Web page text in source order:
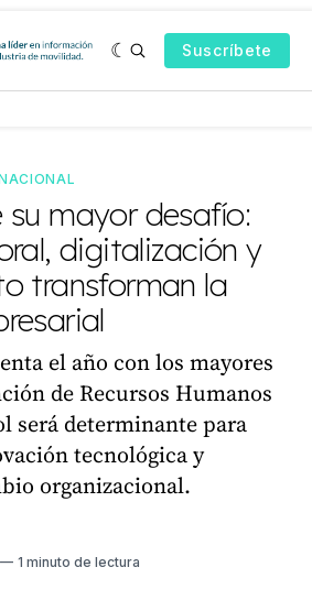
Suscríbete
su mayor desafío:
digitalización y
transforman la
el año con los mayores
de Recursos Humanos
será determinante para
tecnológica y
organizacional.
1 minuto de lectura